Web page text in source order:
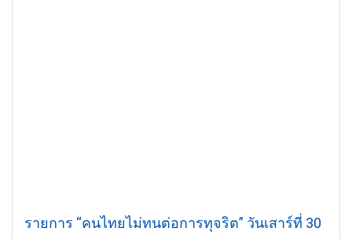
รายการ “คนไทยไม่ทนต่อการทุจริต” วันเสาร์ที่ 30